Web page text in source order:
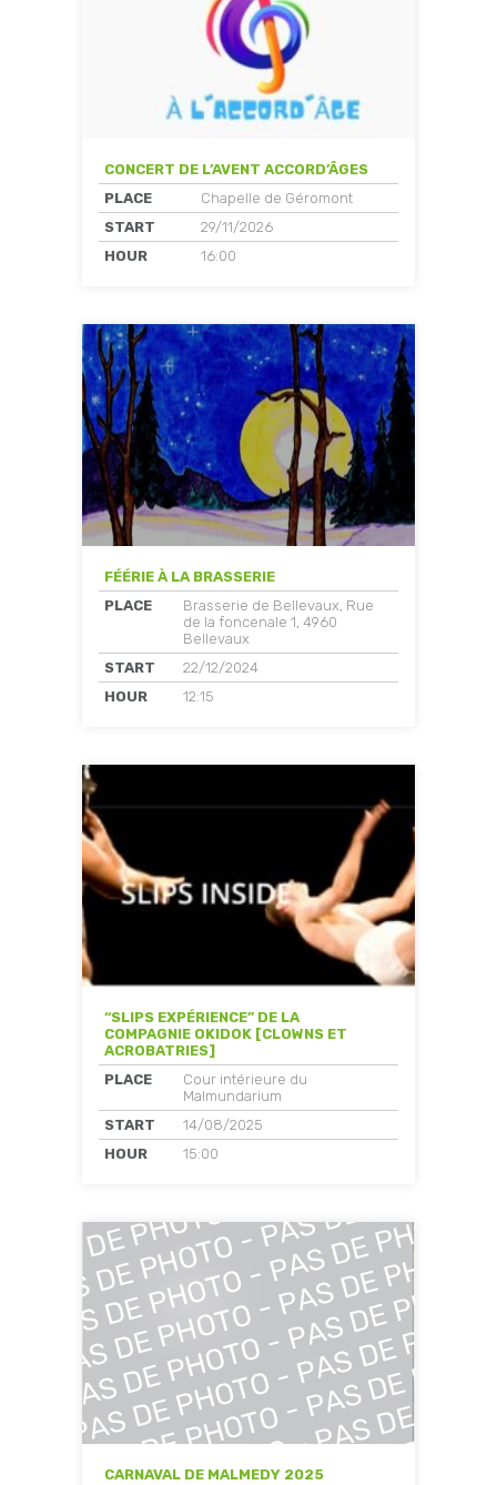
CONCERT DE L’AVENT ACCORD’ÂGES
PLACE
Chapelle de Géromont
START
29/11/2026
HOUR
16:00
FÉÉRIE À LA BRASSERIE
PLACE
Brasserie de Bellevaux, Rue
de la foncenale 1, 4960
Bellevaux
START
22/12/2024
HOUR
12:15
“SLIPS EXPÉRIENCE” DE LA
COMPAGNIE OKIDOK [CLOWNS ET
ACROBATRIES]
PLACE
Cour intérieure du
Malmundarium
START
14/08/2025
HOUR
15:00
CARNAVAL DE MALMEDY 2025